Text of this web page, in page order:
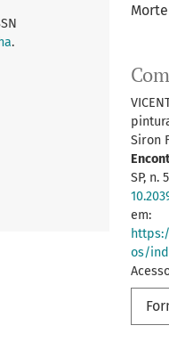
Siron
SP, n.
em:
os/
.